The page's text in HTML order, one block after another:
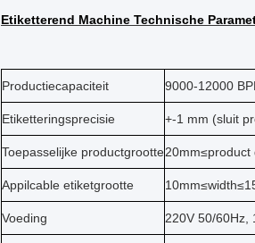
Etiketterend Machine Technische
Productiecapaciteit 9000-12000
Etiketteringsprecisie +-1 mm (sluit
Toepasselijke productgrootte20mm≤product
Appilcable etiketgrootte
Voeding 220V 50/60Hz,